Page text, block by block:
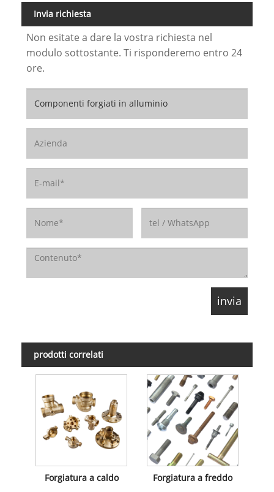
Invia richiesta
Non esitate a dare la vostra richiesta nel
modulo sottostante. Ti risponderemo entro 24
ore.
prodotti correlati
Forgiatura a caldo Forgiatura a freddo